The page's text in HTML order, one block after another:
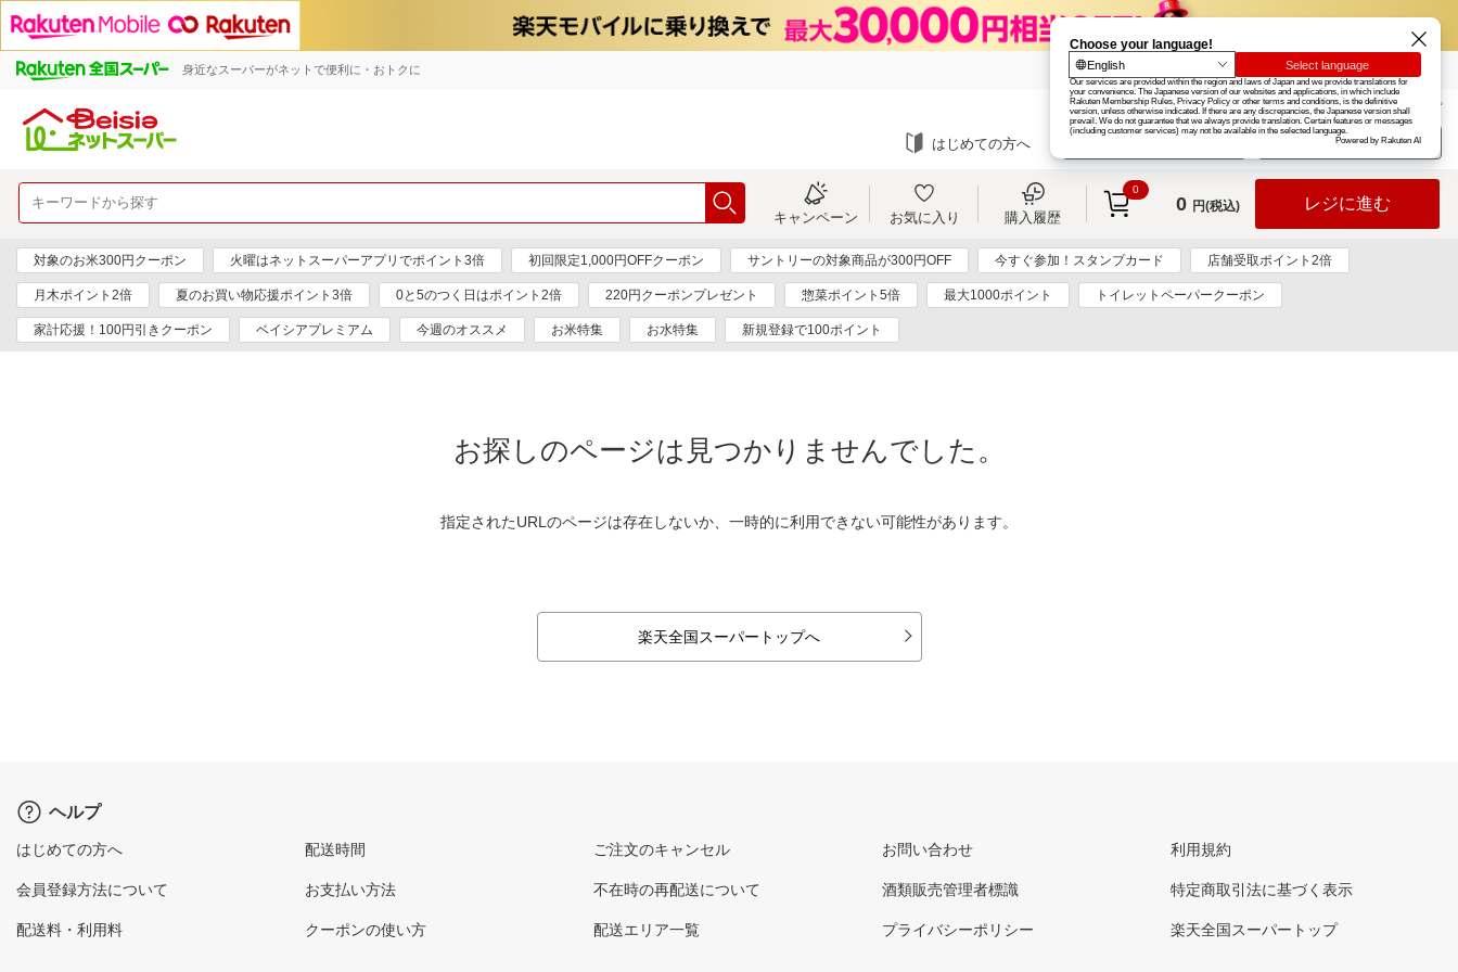
身近なスーパーがネットで便利に・おトクに 楽天グループ カード
お知らせ ヘルプ
はじめての方へ ログイン
キャンペーン お気に入り 購入履歴
0
0 円(税込) レジに進む
対象のお米300円クーポン 火曜はネットスーパーアプリでポイント3倍 初回限定1,000円OFFクーポン サントリーの対象商品が300円OFF 今すぐ参加！スタンプカード 店舗受取ポイント2倍
月木ポイント2倍 夏のお買い物応援ポイント3倍 0と5のつく日はポイント2倍 220円クーポンプレゼント 惣菜ポイント5倍 最大1000ポイント トイレットペーパークーポン
家計応援！100円引きクーポン ベイシアプレミアム 今週のオススメ お米特集 お水特集 新規登録で100ポイント
お探しのページは見つかりませんでした。
指定されたURLのページは存在しないか、一時的に利用できない可能性があります。
楽天全国スーパートップへ
ヘルプ
はじめての方へ
会員登録方法について
配送料・利用料
配送時間
お支払い方法
クーポンの使い方
ご注文のキャンセル
不在時の再配送について
配送エリア一覧
お問い合わせ
酒類販売管理者標識
プライバシーポリシー
利用規約
特定商取引法に基づく表示
楽天全国スーパートップ